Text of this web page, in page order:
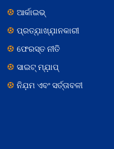
ଆର୍କାଇଭ୍
ପ୍ରତ୍ଯ଼ାଖ୍ଯ଼ାନକାରୀ
ଫେରସ୍ତ ନୀତି
ସାଇଟ୍ ମ୍ଯ଼ାପ୍
ନିଯ଼ମ ଏବଂ ସର୍ତ୍ତାବଳୀ